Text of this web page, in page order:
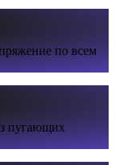
по всем
пугающих